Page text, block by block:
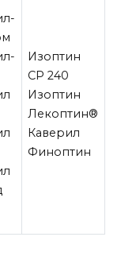
Изоптин
СР 240
Изоптин
Лекоптин®
Каверил
Финоптин